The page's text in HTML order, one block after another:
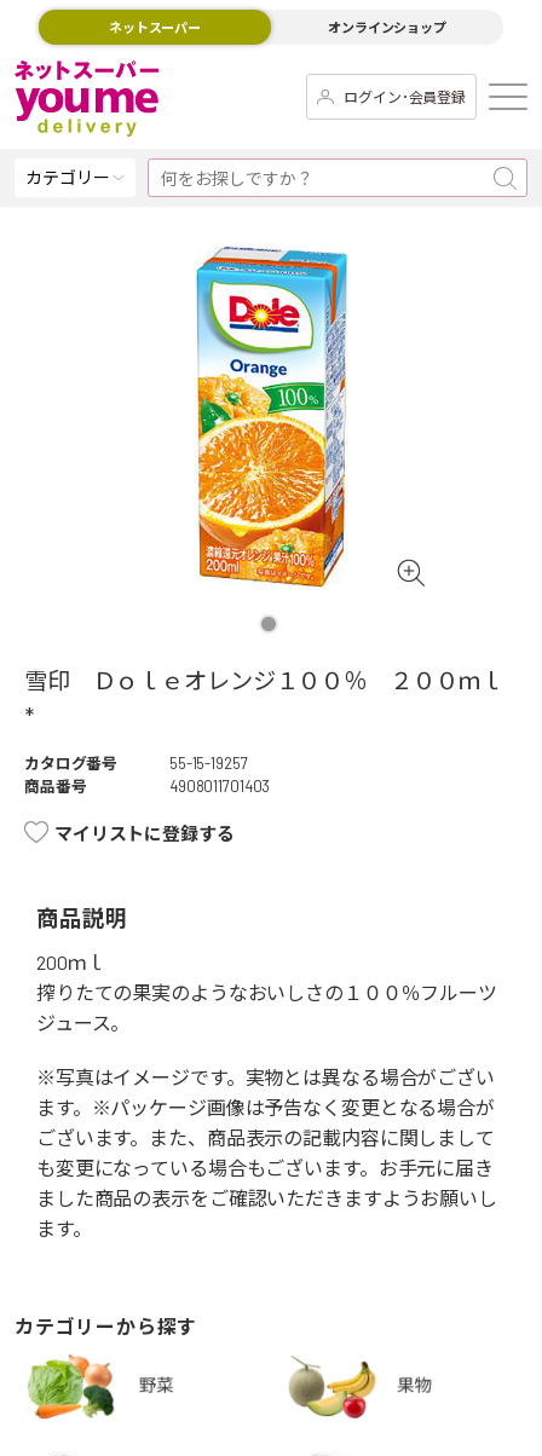
ネットスーパー オンラインショップ
ログイン･会員登録
カテゴリー
雪印 Ｄｏｌｅオレンジ１００％ ２００ｍｌ
*
カタログ番号
55-15-19257
商品番号
4908011701403
マイリストに登録する
商品説明
200ｍｌ
搾りたての果実のようなおいしさの１００％フルーツ
ジュース。
※写真はイメージです。実物とは異なる場合がござい
ます。※パッケージ画像は予告なく変更となる場合が
ございます。また、商品表示の記載内容に関しまして
も変更になっている場合もございます。お手元に届き
ました商品の表示をご確認いただきますようお願いし
ます。
カテゴリーから探す